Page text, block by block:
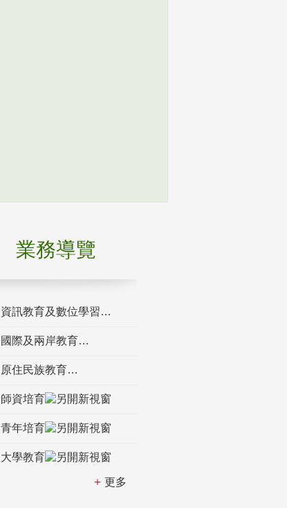
業務導覽
資訊教育及數位學習
國際及兩岸教育
原住民族教育
師資培育
青年培育
大學教育
更多